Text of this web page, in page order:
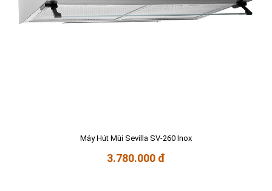
Máy Hút Mùi Sevilla SV-260 Inox
3.780.000 đ